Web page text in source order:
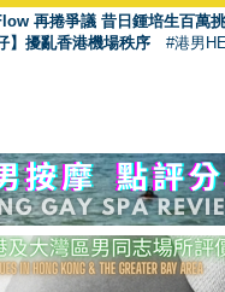
再捲爭議 昔日鍾培生百萬
】擾亂香港機場秩序 #港男